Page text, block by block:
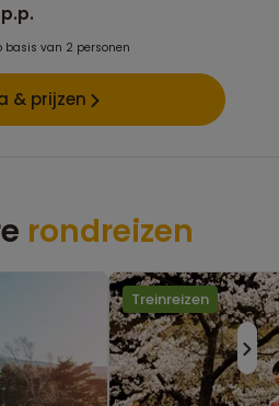
basis van 2 personen
& prijzen
rondreizen
Treinreizen